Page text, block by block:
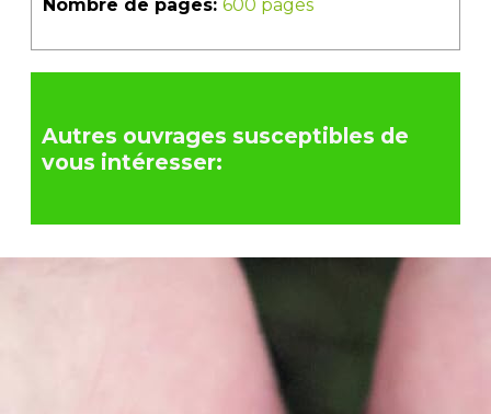
Nombre de pages: 600 pages
Autres ouvrages susceptibles de
vous intéresser: